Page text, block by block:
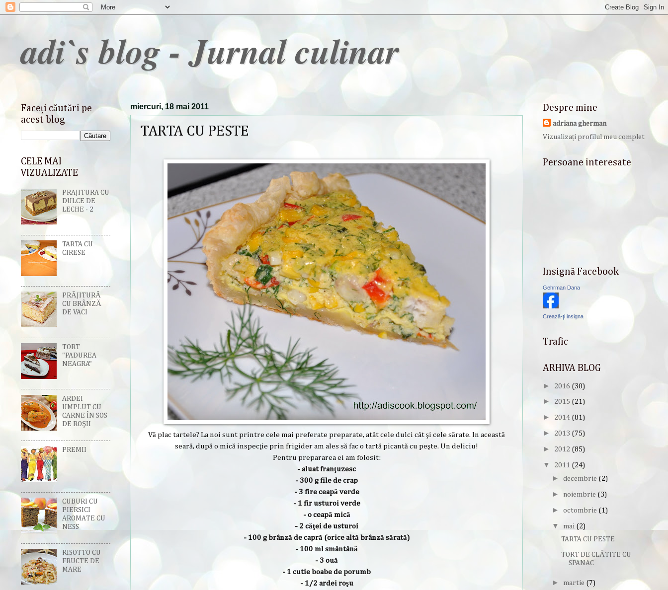
adi`s blog - Jurnal culinar
miercuri, 18 mai 2011
TARTA CU PESTE
Vă plac tartele? La noi sunt printre cele mai preferate preparate, atât cele dulci cât şi cele sărate. In această
seară, după o mică inspecţie prin frigider am ales să fac o tartă picantă cu peşte. Un deliciu!
Pentru prepararea ei am folosit:
- aluat franţuzesc
- 300 g file de crap
- 3 fire ceapă verde
- 1 fir usturoi verde
- o ceapă mică
- 2 căţei de usturoi
- 100 g brânză de capră (orice altă brânză sărată)
- 100 ml smântână
- 3 ouă
- 1 cutie boabe de porumb
- 1/2 ardei roşu
Faceți căutări pe
acest blog
CELE MAI
VIZUALIZATE
PRAJITURA CU
DULCE DE
LECHE - 2
TARTA CU
CIRESE
PRĂJITURĂ
CU BRÂNZĂ
DE VACI
TORT
"PADUREA
NEAGRA"
ARDEI
UMPLUT CU
CARNE ÎN SOS
DE ROŞII
PREMII
CUBURI CU
PIERSICI
AROMATE CU
NESS
RISOTTO CU
FRUCTE DE
MARE
Despre mine
adriana gherman
Vizualizați profilul meu complet
Persoane interesate
Insignă Facebook
Gehrman Dana
Crează-ţi insigna
Trafic
ARHIVA BLOG
► 2016 (30)
► 2015 (21)
► 2014 (81)
► 2013 (75)
► 2012 (85)
▼ 2011 (24)
► decembrie (2)
► noiembrie (3)
► octombrie (1)
▼ mai (2)
TARTA CU PESTE
TORT DE CLĂTITE CU
SPANAC
► martie (7)